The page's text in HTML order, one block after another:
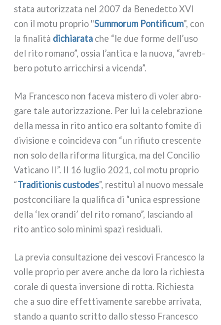
sta­ta auto­riz­za­ta nel 2007 da Benedetto XVI
con il motu pro­prio "Summorum Pontificum”, con
la fina­li­tà dichia­ra­ta che “le due for­me dell’uso
del rito roma­no”, ossia l’antica e la nuo­va, “avreb­
be­ro potu­to arric­chir­si a vicen­da”.
Ma Francesco non face­va miste­ro di voler abro­
ga­re tale auto­riz­za­zio­ne. Per lui la cele­bra­zio­ne
del­la mes­sa in rito anti­co era sol­tan­to fomi­te di
divi­sio­ne e coin­ci­de­va con “un rifiu­to cre­scen­te
non solo del­la rifor­ma litur­gi­ca, ma del Concilio
Vaticano II”. Il 16 luglio 2021, col motu pro­prio
“Traditionis custo­des”, resti­tuì al nuo­vo mes­sa­le
post­con­ci­lia­re la qua­li­fi­ca di “uni­ca espres­sio­ne
del­la ‘lex oran­di’ del rito roma­no”, lascian­do al
rito anti­co solo mini­mi spa­zi resi­dua­li.
La pre­via con­sul­ta­zio­ne dei vesco­vi Francesco la
vol­le pro­prio per ave­re anche da loro la richie­sta
cora­le di que­sta inver­sio­ne di rot­ta. Richiesta
che a suo dire effet­ti­va­men­te sareb­be arri­va­ta,
stan­do a quan­to scrit­to dal­lo stes­so Francesco